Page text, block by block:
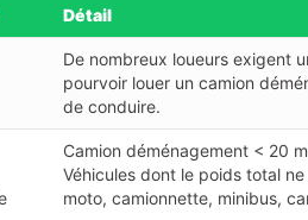
Détail
De nombreux loueurs exigent
pourvoir louer un camion
de conduire.
Camion déménagement < 20
Véhicules dont le poids total
moto, camionnette, minibus,